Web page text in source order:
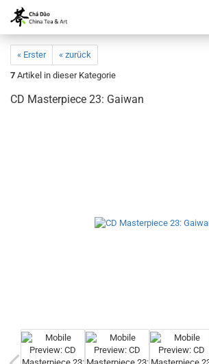
« Erster
« zurück
7 Artikel in dieser Kategorie
CD Masterpiece 23: Gaiwan